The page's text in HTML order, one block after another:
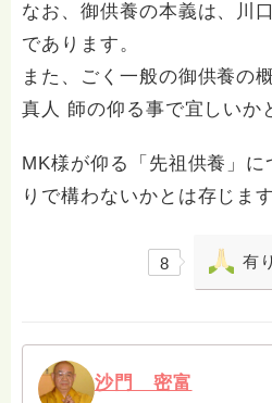
なお、御供養の本義は、川
であります。
また、ごく一般の御供養の
真人 師の仰る事で宜しいか
MK様が仰る「先祖供養」
りで構わないかとは存じます
8 有
沙門 密富